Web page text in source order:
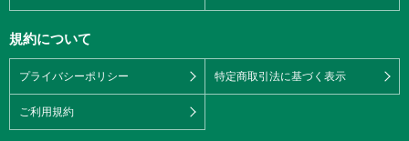
規約について
プライバシーポリシー 特定商取引法に基づく表示
ご利用規約